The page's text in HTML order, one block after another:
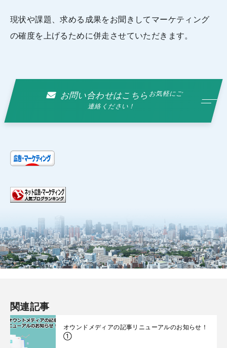
現状や課題、求める成果をお聞きしてマーケティング
の確度を上げるために併走させていただきます。
お問い合わせはこちらお気軽にご
連絡ください！
関連記事
オウンドメディアの記事リニューアルのお知らせ！
①